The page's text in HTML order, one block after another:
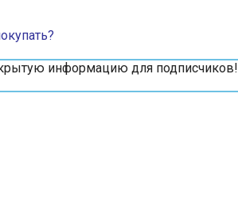
информацию для подписчиков!